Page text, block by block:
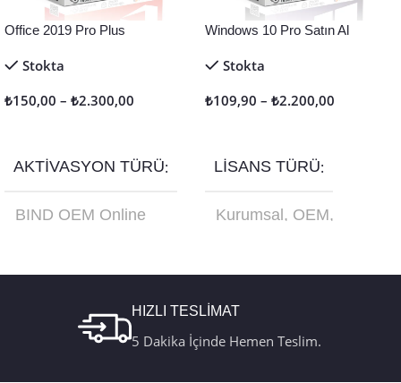
Office 2019 Pro Plus
Stokta
₺150,00 – ₺2.300,00
AKTIVASYON TÜRÜ
BIND OEM Online
Windows 10 Pro Satın Al
Stokta
₺109,90 – ₺2.200,00
LISANS TÜRÜ
Kurumsal , OEM,
HIZLI TESLİMAT
5 Dakika İçinde Hemen Teslim.